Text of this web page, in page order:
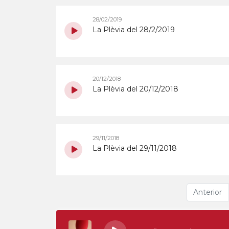
28/02/2019
La Plèvia del 28/2/2019
20/12/2018
La Plèvia del 20/12/2018
29/11/2018
La Plèvia del 29/11/2018
Anterior